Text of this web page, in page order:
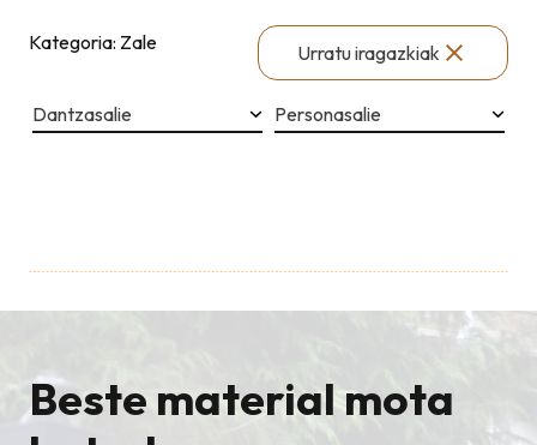
Kategoria: Zale Urratu iragazkiak
Dantzasalie Personasalie
Beste material mota